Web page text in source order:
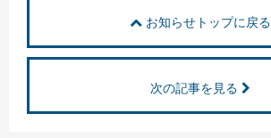
お知らせトップに戻る
次の記事を見る